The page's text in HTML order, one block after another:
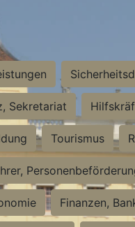
Sekretariat
Tourismus
Finanzen,